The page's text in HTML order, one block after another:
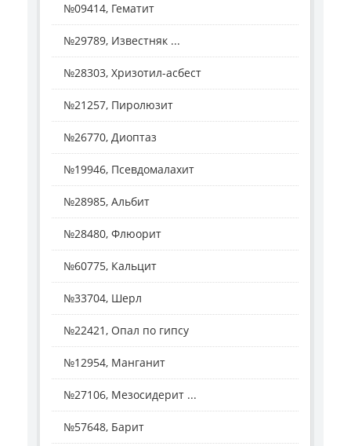
№09414, Гематит
№29789, Известняк ...
№28303, Хризотил-асбест
№21257, Пиролюзит
№26770, Диоптаз
№19946, Псевдомалахит
№28985, Альбит
№28480, Флюорит
№60775, Кальцит
№33704, Шерл
№22421, Опал по гипсу
№12954, Манганит
№27106, Мезосидерит ...
№57648, Барит